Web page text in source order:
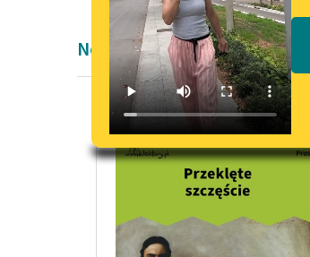
Nowela Bolesław Prus